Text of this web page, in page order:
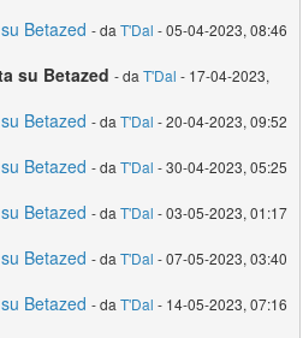
Betazed - daT'Dal - 05-04-2023, 08:46
su Betazed - daT'Dal - 17-04-2023,
Betazed - daT'Dal - 20-04-2023, 09:52
Betazed - daT'Dal - 30-04-2023, 05:25
Betazed - daT'Dal - 03-05-2023, 01:17
Betazed - daT'Dal - 07-05-2023, 03:40
Betazed - daT'Dal - 14-05-2023, 07:16